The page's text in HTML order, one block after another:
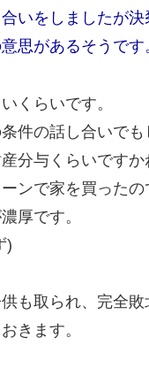
いをしましたが決
思があるそうです
くらいです。
件の話し合いでも
分与くらいですか
ンで家を買った
厚です。
)
も取られ、完全
きます。